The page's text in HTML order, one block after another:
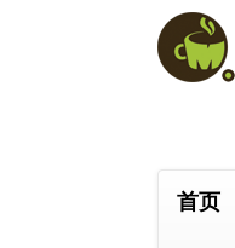
首页